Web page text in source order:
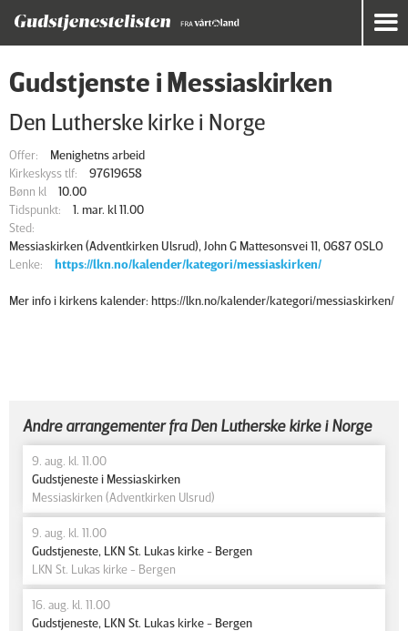
Gudstjenste i Messiaskirken
Den Lutherske kirke i Norge
Offer:
Menighetns arbeid
Kirkeskyss tlf:
97619658
Bønn kl
10.00
Tidspunkt:
1. mar. kl 11.00
Sted:
Messiaskirken (Adventkirken Ulsrud), John G Mattesonsvei 11, 0687 OSLO
Lenke:
https://lkn.no/kalender/kategori/messiaskirken/
Mer info i kirkens kalender: https://lkn.no/kalender/kategori/messiaskirken/
Andre arrangementer fra Den Lutherske kirke i Norge
9. aug. kl. 11.00
Gudstjeneste i Messiaskirken
Messiaskirken (Adventkirken Ulsrud)
9. aug. kl. 11.00
Gudstjeneste, LKN St. Lukas kirke - Bergen
LKN St. Lukas kirke - Bergen
16. aug. kl. 11.00
Gudstjeneste, LKN St. Lukas kirke - Bergen